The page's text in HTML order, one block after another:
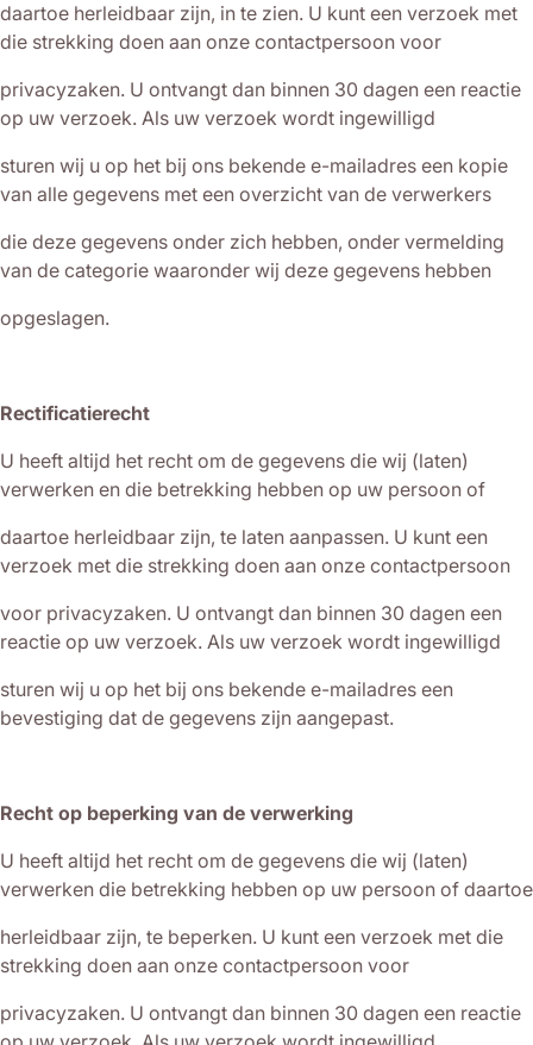
daartoe herleidbaar zijn, in te zien. U kunt een verzoek met
die strekking doen aan onze contactpersoon voor
privacyzaken. U ontvangt dan binnen 30 dagen een reactie
op uw verzoek. Als uw verzoek wordt ingewilligd
sturen wij u op het bij ons bekende e-mailadres een kopie
van alle gegevens met een overzicht van de verwerkers
die deze gegevens onder zich hebben, onder vermelding
van de categorie waaronder wij deze gegevens hebben
opgeslagen.
Rectificatierecht
U heeft altijd het recht om de gegevens die wij (laten)
verwerken en die betrekking hebben op uw persoon of
daartoe herleidbaar zijn, te laten aanpassen. U kunt een
verzoek met die strekking doen aan onze contactpersoon
voor privacyzaken. U ontvangt dan binnen 30 dagen een
reactie op uw verzoek. Als uw verzoek wordt ingewilligd
sturen wij u op het bij ons bekende e-mailadres een
bevestiging dat de gegevens zijn aangepast.
Recht op beperking van de verwerking
U heeft altijd het recht om de gegevens die wij (laten)
verwerken die betrekking hebben op uw persoon of daartoe
herleidbaar zijn, te beperken. U kunt een verzoek met die
strekking doen aan onze contactpersoon voor
privacyzaken. U ontvangt dan binnen 30 dagen een reactie